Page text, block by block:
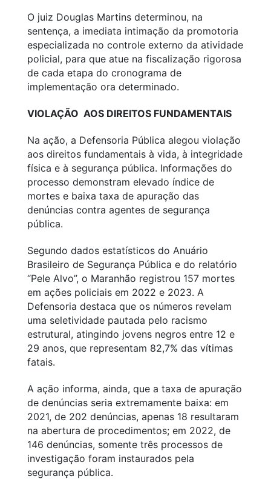
O juiz Douglas Martins determinou, na
sentença, a imediata intimação da promotoria
especializada no controle externo da atividade
policial, para que atue na fiscalização rigorosa
de cada etapa do cronograma de
implementação ora determinado.
VIOLAÇÃO AOS DIREITOS FUNDAMENTAIS
Na ação, a Defensoria Pública alegou violação
aos direitos fundamentais à vida, à integridade
física e à segurança pública. Informações do
processo demonstram elevado índice de
mortes e baixa taxa de apuração das
denúncias contra agentes de segurança
pública.
Segundo dados estatísticos do Anuário
Brasileiro de Segurança Pública e do relatório
“Pele Alvo”, o Maranhão registrou 157 mortes
em ações policiais em 2022 e 2023. A
Defensoria destaca que os números revelam
uma seletividade pautada pelo racismo
estrutural, atingindo jovens negros entre 12 e
29 anos, que representam 82,7% das vítimas
fatais.
A ação informa, ainda, que a taxa de apuração
de denúncias seria extremamente baixa: em
2021, de 202 denúncias, apenas 18 resultaram
na abertura de procedimentos; em 2022, de
146 denúncias, somente três processos de
investigação foram instaurados pela
segurança pública.